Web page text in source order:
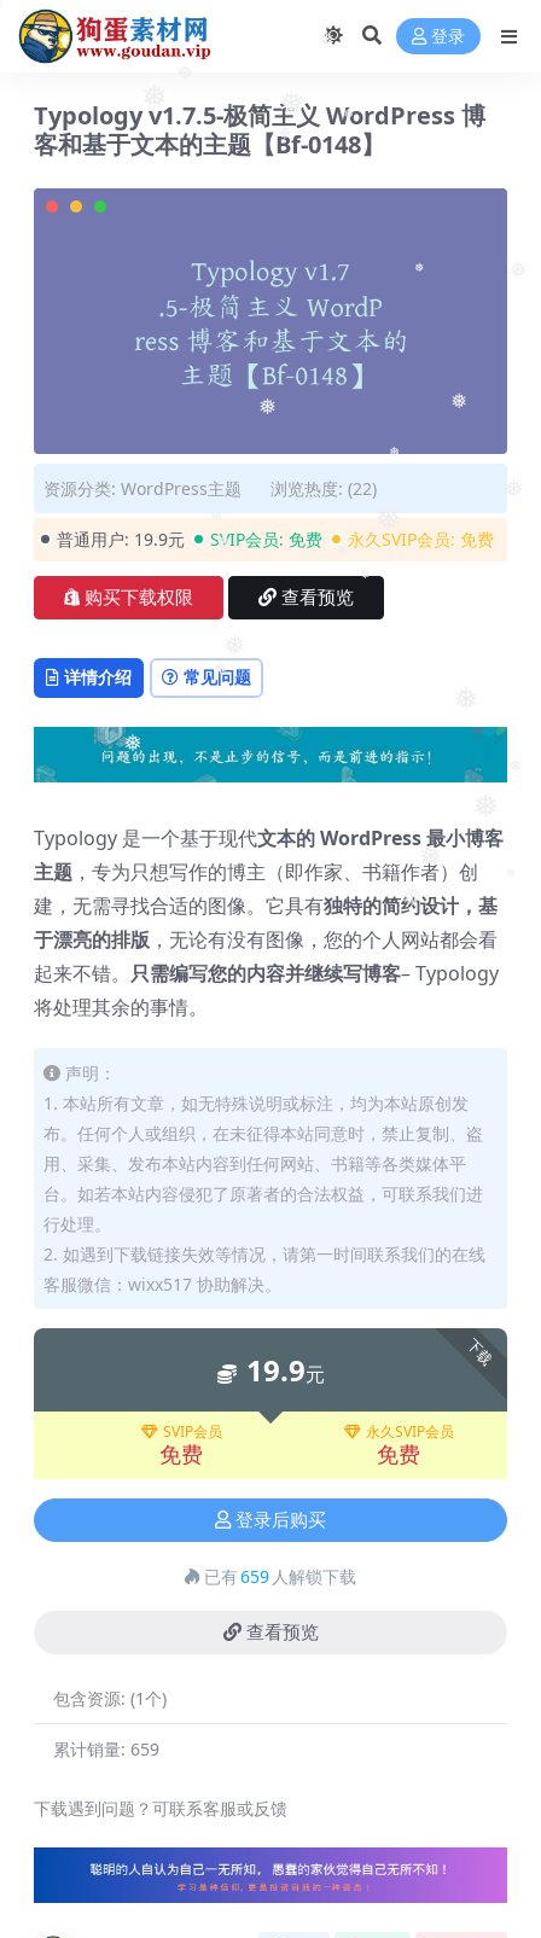
❅
❅
❅
❅
❅
❅
❅
❅
❅
❅
❅
❅
❅
❅
❅
❅
❅
❅ ❅
❅
❅
登录
Typology v1.7.5-极简主义 WordPress 博
客和基于文本的主题【Bf-0148】
资源分类: WordPress主题 浏览热度: (22)
普通用户: 19.9元 SVIP会员: 免费 永久SVIP会员: 免费
购买下载权限 查看预览
详情介绍 常见问题
Typology 是一个基于现代文本的 WordPress 最小博客
主题 ，专为只想写作的博主（即作家、书籍作者）创
建，无需寻找合适的图像。它具有独特的简约设计，基
于漂亮的排版 ，无论有没有图像，您的个人网站都会看
起来不错。 只需编写您的内容并继续写博客– Typology
将处理其余的事情。
声明：
1. 本站所有文章，如无特殊说明或标注，均为本站原创发
布。任何个人或组织，在未征得本站同意时，禁止复制、盗
用、采集、发布本站内容到任何网站、书籍等各类媒体平
台。如若本站内容侵犯了原著者的合法权益，可联系我们进
行处理。
2. 如遇到下载链接失效等情况，请第一时间联系我们的在线
客服微信：wixx517 协助解决。
下载
19.9元
SVIP会员
免费
永久SVIP会员
免费
登录后购买
已有659 人解锁下载
查看预览
包含资源: (1个)
累计销量: 659
下载遇到问题？可联系客服或反馈